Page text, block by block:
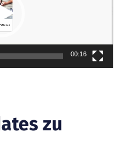
00:16
zu